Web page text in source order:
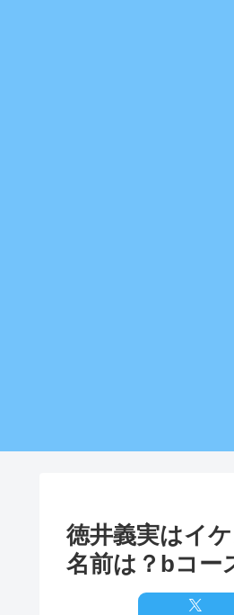
徳井義実はイ
名前は？bコー